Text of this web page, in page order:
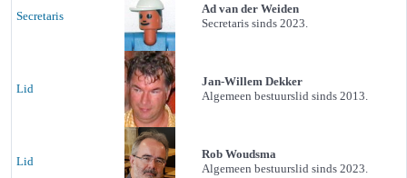
Secretaris
Ad van der Weiden
Secretaris sinds 2023.
Lid
Jan-Willem Dekker
Algemeen bestuurslid sinds 2013.
Lid
Rob Woudsma
Algemeen bestuurslid sinds 2023.